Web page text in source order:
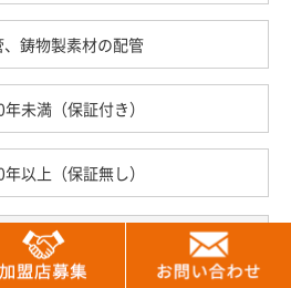
鋳物製素材の配管
未満（保証付き）
以上（保証無し）